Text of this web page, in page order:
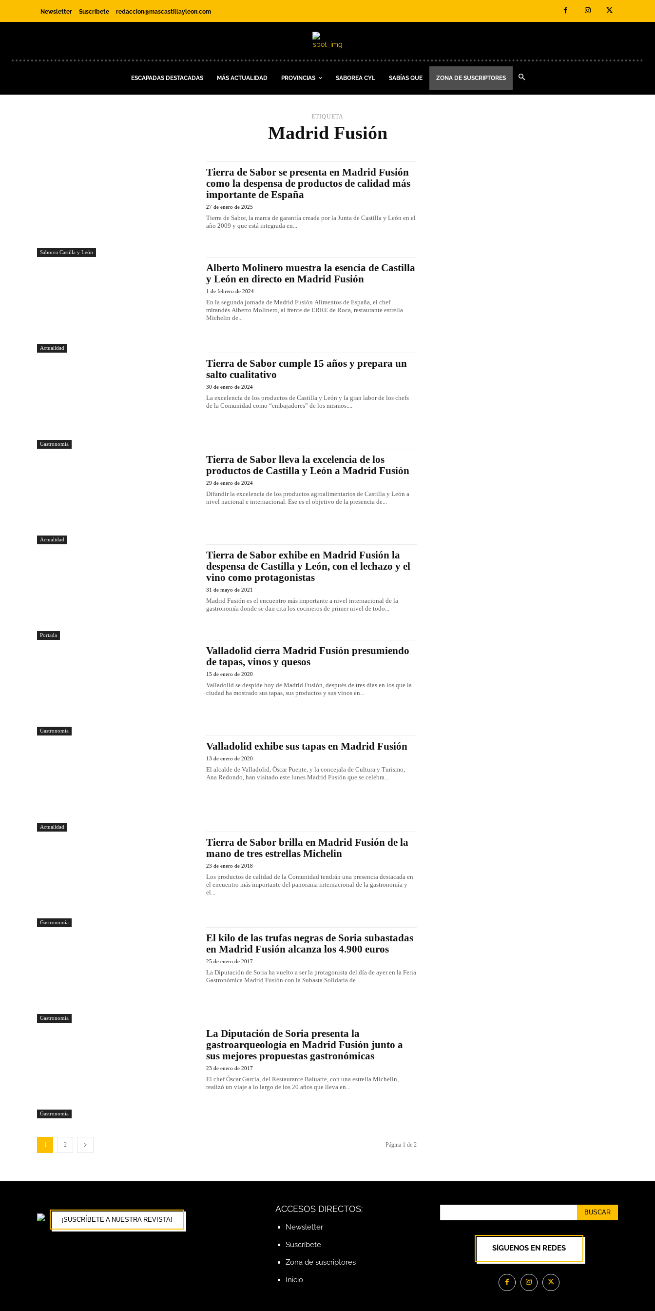
Newsletter Suscríbete redaccion@mascastillayleon.com
ESCAPADAS DESTACADAS MÁS ACTUALIDAD PROVINCIAS SABOREA CYL SABÍAS QUE ZONA DE SUSCRIPTORES
ETIQUETA
Madrid Fusión
Saborea Castilla y León
Tierra de Sabor se presenta en Madrid Fusión
como la despensa de productos de calidad más
importante de España
27 de enero de 2025
Tierra de Sabor, la marca de garantía creada por la Junta de Castilla y León en el
año 2009 y que está integrada en...
Actualidad
Alberto Molinero muestra la esencia de Castilla
y León en directo en Madrid Fusión
1 de febrero de 2024
En la segunda jornada de Madrid Fusión Alimentos de España, el chef
mirandés Alberto Molinero, al frente de ERRE de Roca, restaurante estrella
Michelin de...
Gastronomía
Tierra de Sabor cumple 15 años y prepara un
salto cualitativo
30 de enero de 2024
La excelencia de los productos de Castilla y León y la gran labor de los chefs
de la Comunidad como “embajadores” de los mismos....
Actualidad
Tierra de Sabor lleva la excelencia de los
productos de Castilla y León a Madrid Fusión
29 de enero de 2024
Difundir la excelencia de los productos agroalimentarios de Castilla y León a
nivel nacional e internacional. Ese es el objetivo de la presencia de...
Portada
Tierra de Sabor exhibe en Madrid Fusión la
despensa de Castilla y León, con el lechazo y el
vino como protagonistas
31 de mayo de 2021
Madrid Fusión es el encuentro más importante a nivel internacional de la
gastronomía donde se dan cita los cocineros de primer nivel de todo...
Gastronomía
Valladolid cierra Madrid Fusión presumiendo
de tapas, vinos y quesos
15 de enero de 2020
Valladolid se despide hoy de Madrid Fusión, después de tres días en los que la
ciudad ha mostrado sus tapas, sus productos y sus vinos en...
Actualidad
Valladolid exhibe sus tapas en Madrid Fusión
13 de enero de 2020
El alcalde de Valladolid, Óscar Puente, y la concejala de Cultura y Turismo,
Ana Redondo, han visitado este lunes Madrid Fusión que se celebra...
Gastronomía
Tierra de Sabor brilla en Madrid Fusión de la
mano de tres estrellas Michelin
23 de enero de 2018
Los productos de calidad de la Comunidad tendrán una presencia destacada en
el encuentro más importante del panorama internacional de la gastronomía y
el...
Gastronomía
El kilo de las trufas negras de Soria subastadas
en Madrid Fusión alcanza los 4.900 euros
25 de enero de 2017
La Diputación de Soria ha vuelto a ser la protagonista del día de ayer en la Feria
Gastronómica Madrid Fusión con la Subasta Solidaria de...
Gastronomía
La Diputación de Soria presenta la
gastroarqueología en Madrid Fusión junto a
sus mejores propuestas gastronómicas
23 de enero de 2017
El chef Óscar García, del Restaurante Baluarte, con una estrella Michelin,
realizó un viaje a lo largo de los 20 años que lleva en...
1 2 Página 1 de 2
¡SUSCRÍBETE A NUESTRA REVISTA!
ACCESOS DIRECTOS:
Newsletter
Suscríbete
Zona de suscriptores
Inicio
BUSCAR
SÍGUENOS EN REDES